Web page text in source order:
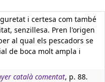
i certesa com també
senzillesa. Pren l'origen
al qual els pescadors se
de boca molt ampla i
català comentat, p. 88.